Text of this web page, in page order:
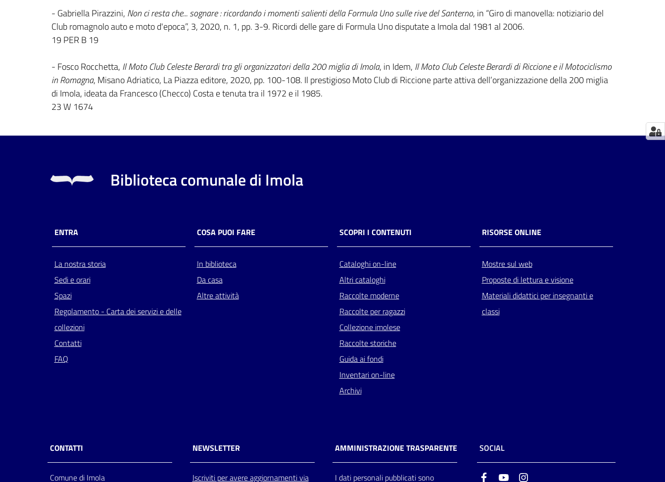
- Gabriella Pirazzini, Non ci resta che... sognare : ricordando i momenti salienti della Formula Uno sulle rive del Santerno, in “Giro di manovella: notiziario del
Club romagnolo auto e moto d'epoca”, 3, 2020, n. 1, pp. 3-9. Ricordi delle gare di Formula Uno disputate a Imola dal 1981 al 2006.
19 PER B 19
- Fosco Rocchetta, Il Moto Club Celeste Berardi tra gli organizzatori della 200 miglia di Imola, in Idem, Il Moto Club Celeste Berardi di Riccione e il Motociclismo
in Romagna, Misano Adriatico, La Piazza editore, 2020, pp. 100-108. Il prestigioso Moto Club di Riccione parte attiva dell’organizzazione della 200 miglia
di Imola, ideata da Francesco (Checco) Costa e tenuta tra il 1972 e il 1985.
23 W 1674
Biblioteca comunale di Imola
ENTRA
La nostra storia
Sedi e orari
Spazi
Regolamento - Carta dei servizi e delle
collezioni
Contatti
FAQ
COSA PUOI FARE
In biblioteca
Da casa
Altre attività
SCOPRI I CONTENUTI
Cataloghi on-line
Altri cataloghi
Raccolte moderne
Raccolte per ragazzi
Collezione imolese
Raccolte storiche
Guida ai fondi
Inventari on-line
Archivi
RISORSE ONLINE
Mostre sul web
Proposte di lettura e visione
Materiali didattici per insegnanti e
classi
CONTATTI
Comune di Imola
NEWSLETTER
Iscriviti per avere aggiornamenti via
AMMINISTRAZIONE TRASPARENTE
I dati personali pubblicati sono
SOCIAL
FacebookYoutube